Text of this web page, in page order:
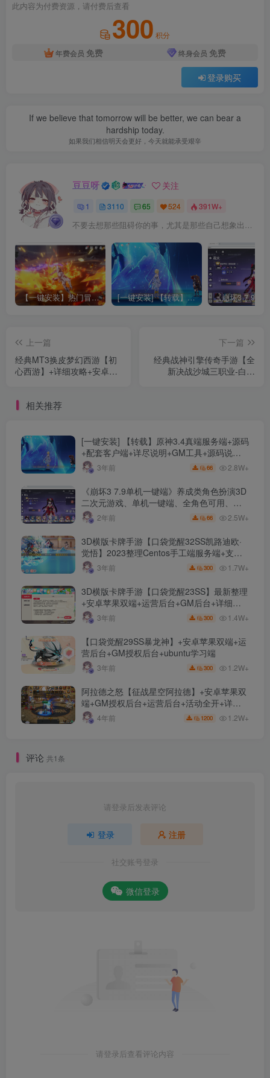
此内容为付费资源，请付费后查看
300 积分
年费会员 免费 终身会员 免费
登录购买
If we believe that tomorrow will be better, we can bear a
hardship today.
如果我们相信明天会更好，今天就能承受艰辛
豆豆呀 关注
1 3110 65 524 391W+
不要去想那些阻碍你的事，尤其是那些自己想象出来的事
【一键安装】热门冒险策略类游戏崩坏：星穹铁道全新2.3版本一键端+一键代理+一键启动+免虚拟机 [一键安装] 【转载】原神3.4真端服务端+源码+配套客户端+详尽说明+GM工具+源码说明文件
上一篇
经典MT3换皮梦幻西游【初
心西游】+详细攻略+安卓苹
建教程
下一篇
经典战神引擎传奇手游【全
新决战沙城三职业-白猪
相关推荐
[一键安装] 【转载】原神3.4真端服务端+源码
+配套客户端+详尽说明+GM工具+源码说明
文件3年前 66 2.8W+
《崩坏3 7.9单机一键端》养成类角色扮演3D
二次元游戏、单机一键端、全角色可用、无
限资源、附带保姆级安装教程
2年前 66 2.5W+
3D横版卡牌手游【口袋觉醒32SS凯路迪欧·
觉悟】2023整理Centos手工端服务端+支付
对接+安卓苹果双端+运营后台+GM授权后台
+代理后台
3年前 300 1.7W+
3D横版卡牌手游【口袋觉醒23SS】最新整理
+安卓苹果双端+运营后台+GM后台+详细搭
建教程3年前 300 1.4W+
【口袋觉醒29SS暴龙神】+安卓苹果双端+运
营后台+GM授权后台+ubuntu学习端
3年前 300 1.2W+
阿拉德之怒【征战星空阿拉德】+安卓苹果双
端+GM授权后台+运营后台+活动全开+详细
教程 4年前 1200 1.2W+
评论 共1条
请登录后发表评论
登录 注册
社交账号登录
微信登录
请登录后查看评论内容